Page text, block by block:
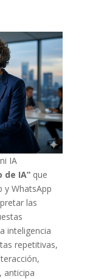
IA
de IA”que
y WhatsApp
las
inteligencia
repetitivas,
anticipa